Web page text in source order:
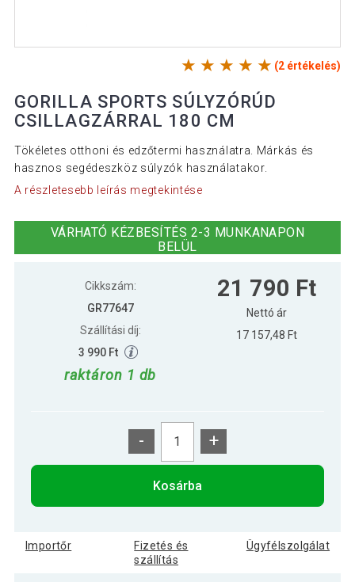
(2 értékelés)
GORILLA SPORTS SÚLYZÓRÚD
CSILLAGZÁRRAL 180 CM
Tökéletes otthoni és edzőtermi használatra. Márkás és
hasznos segédeszköz súlyzók használatakor.
A részletesebb leírás megtekintése
VÁRHATÓ KÉZBESÍTÉS 2-3 MUNKANAPON
BELÜL
Cikkszám:
GR77647
Szállítási díj:
3 990 Ft
raktáron 1 db
21 790 Ft
Nettó ár
17 157,48 Ft
- +
Kosárba
Importőr
Fizetés és
szállítás
Ügyfélszolgálat